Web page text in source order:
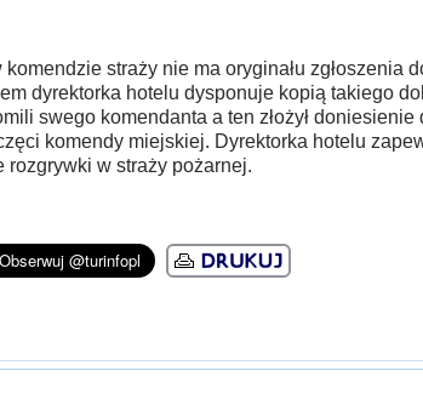
komendzie straży nie ma oryginału zgłoszenia
dyrektorka hotelu dysponuje kopią takiego
swego komendanta a ten złożył doniesienie
komendy miejskiej. Dyrektorka hotelu
rozgrywki w straży pożarnej.